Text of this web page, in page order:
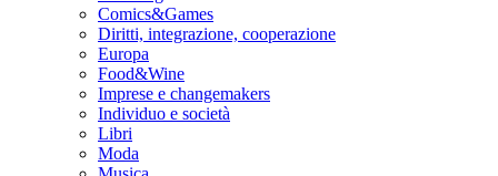
Comics&Games
Diritti, integrazione, cooperazione
Europa
Food&Wine
Imprese e changemakers
Individuo e società
Libri
Moda